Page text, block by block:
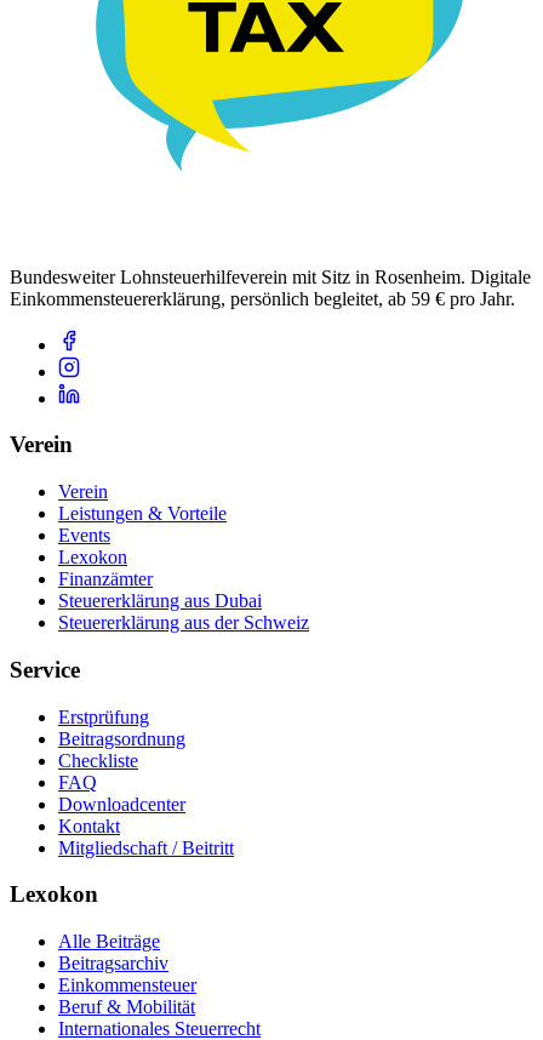
Bundesweiter Lohnsteuerhilfeverein mit Sitz in Rosenheim. Digitale
Einkommensteuererklärung, persönlich begleitet, ab 59 € pro Jahr.
Verein
Verein
Leistungen & Vorteile
Events
Lexokon
Finanzämter
Steuererklärung aus Dubai
Steuererklärung aus der Schweiz
Service
Erstprüfung
Beitragsordnung
Checkliste
FAQ
Downloadcenter
Kontakt
Mitgliedschaft / Beitritt
Lexokon
Alle Beiträge
Beitragsarchiv
Einkommensteuer
Beruf & Mobilität
Internationales Steuerrecht